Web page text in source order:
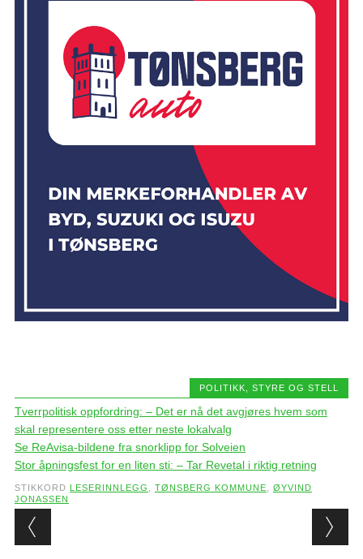
POLITIKK, STYRE OG STELL
Tverrpolitisk oppfordring: – Det er nå det avgjøres hvem som
skal representere oss etter neste lokalvalg
Se ReAvisa-bildene fra snorklipp for Solveien
Stor åpningsfest for en liten sti: – Tar Revetal i riktig retning
STIKKORD LESERINNLEGG TØNSBERG KOMMUNE
ØYVIND
JONASSEN
Post navigation